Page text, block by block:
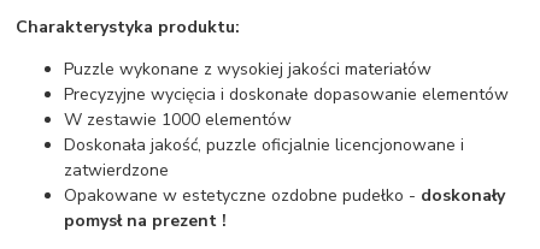
Charakterystyka produktu:
Puzzle wykonane z wysokiej jakości materiałów
Precyzyjne wycięcia i doskonałe dopasowanie elementów
W zestawie 1000 elementów
Doskonała jakość, puzzle oficjalnie licencjonowane i
zatwierdzone
Opakowane w estetyczne ozdobne pudełko - doskonały
pomysł na prezent !